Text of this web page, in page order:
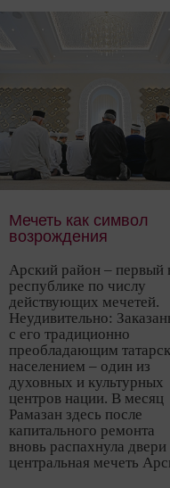
Набережных Челнов до
Чистополя начнут ходить
«метеоры», а ещё здесь
речные круизы по
России. И первое, что
увидят они, подплывая к
местному причалу, –
классический собор с
пятью голубыми
Мечеть как символ
возрождения
Арский район – первый
республике по числу
действующих мечетей.
Неудивительно:
с его традиционно
преобладающим
населением – один из
духовных и культурных
центров нации. В месяц
Рамазан здесь после
капитального ремонта
вновь распахнула двери
центральная мечеть